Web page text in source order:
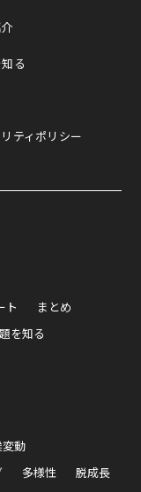
る
ティポリシー
ト
まとめ
を知る
変動
多様性 脱成長